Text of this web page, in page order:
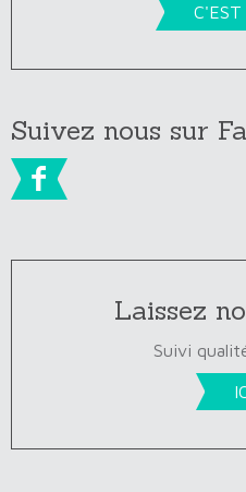
C'EST
Suivez nous sur

Laissez
Suivi